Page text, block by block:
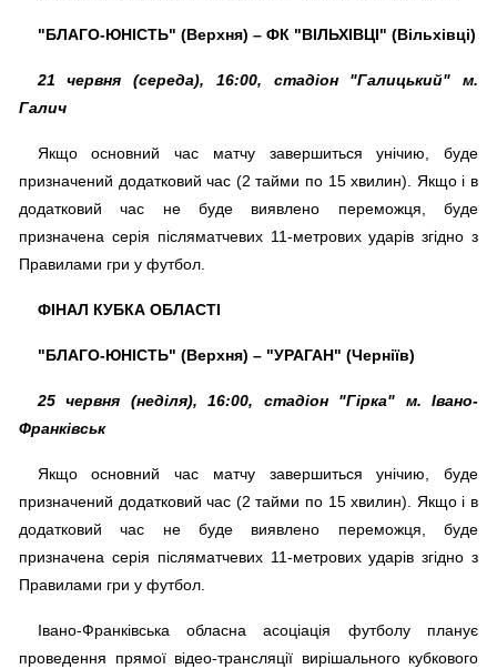
"БЛАГО-ЮНІСТЬ" (Верхня) – ФК "ВІЛЬХІВЦІ" (Вільхівці)
21 червня (середа), 16:00, стадіон "Галицький" м.
Галич
Якщо основний час матчу завершиться унічию, буде
призначений додатковий час (2 тайми по 15 хвилин). Якщо і в
додатковий час не буде виявлено переможця, буде
призначена серія післяматчевих 11-метрових ударів згідно з
Правилами гри у футбол.
ФІНАЛ КУБКА ОБЛАСТІ
"БЛАГО-ЮНІСТЬ" (Верхня) – "УРАГАН" (Черніїв)
25 червня (неділя), 16:00, стадіон "Гірка" м. Івано-
Франківськ
Якщо основний час матчу завершиться унічию, буде
призначений додатковий час (2 тайми по 15 хвилин). Якщо і в
додатковий час не буде виявлено переможця, буде
призначена серія післяматчевих 11-метрових ударів згідно з
Правилами гри у футбол.
Івано-Франківська обласна асоціація футболу планує
проведення прямої відео-трансляції вирішального кубкового